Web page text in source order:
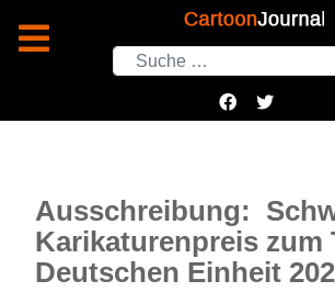
Suchen
Ausschreibung:
Karikaturenpreis zum
Deutschen Einheit